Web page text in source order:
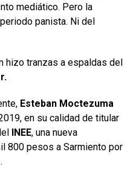
mediático. Pero la
panista. Ni del
hizo tranzas a espaldas del
Esteban Moctezuma
en su calidad de titular
INEE, una nueva
800 pesos a Sarmiento por